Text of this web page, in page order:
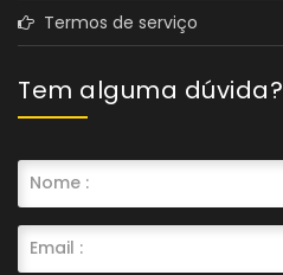
Termos de serviço
Tem alguma dúvida?